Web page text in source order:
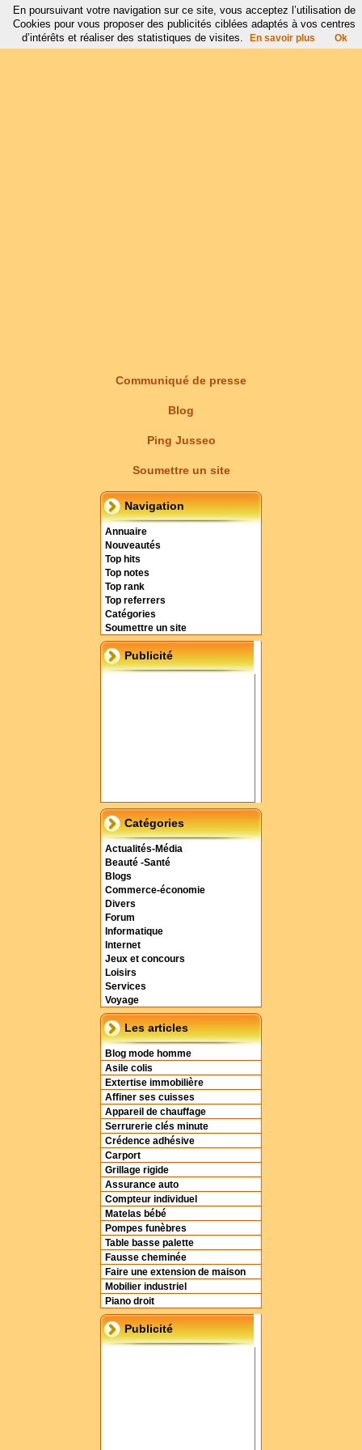
Communiqué de presse
Blog
Ping Jusseo
Soumettre un site
Navigation
Annuaire
Nouveautés
Top hits
Top notes
Top rank
Top referrers
Catégories
Soumettre un site
Publicité
Catégories
Actualités-Média
Beauté -Santé
Blogs
Commerce-économie
Divers
Forum
Informatique
Internet
Jeux et concours
Loisirs
Services
Voyage
Les articles
Blog mode homme
Asile colis
Extertise immobilière
Affiner ses cuisses
Appareil de chauffage
Serrurerie clés minute
Crédence adhésive
Carport
Grillage rigide
Assurance auto
Compteur individuel
Matelas bébé
Pompes funèbres
Table basse palette
Fausse cheminée
Faire une extension de maison
Mobilier industriel
Piano droit
Publicité
En poursuivant votre navigation sur ce site, vous acceptez l’utilisation de
Cookies pour vous proposer des publicités ciblées adaptés à vos centres
d’intérêts et réaliser des statistiques de visites.
En savoir plus Ok